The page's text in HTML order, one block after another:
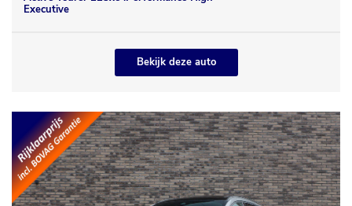
Executive
Bekijk deze auto